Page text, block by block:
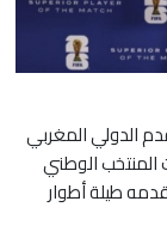
الدولي المغربي
الوطني
طيلة أطوار